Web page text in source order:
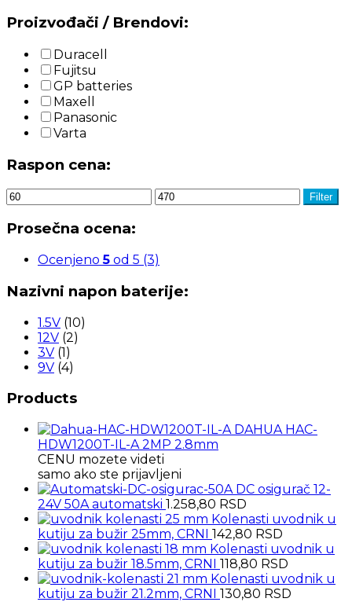
Proizvođači / Brendovi:
Duracell
Fujitsu
GP batteries
Maxell
Panasonic
Varta
Raspon cena:
Filter
Prosečna ocena:
Ocenjeno5 od 5 (3)
Nazivni napon baterije:
1.5V (10)
12V (2)
3V (1)
9V (4)
Products
DAHUA HAC-
HDW1200T-IL-A 2MP 2.8mm
CENU mozete videti
samo ako ste prijavljeni
DC osigurač 12-
24V 50A automatski 1.258,80 RSD
Kolenasti uvodnik u
kutiju za bužir 25mm, CRNI 142,80 RSD
Kolenasti uvodnik u
kutiju za bužir 18.5mm, CRNI 118,80 RSD
Kolenasti uvodnik u
kutiju za bužir 21.2mm, CRNI 130,80 RSD